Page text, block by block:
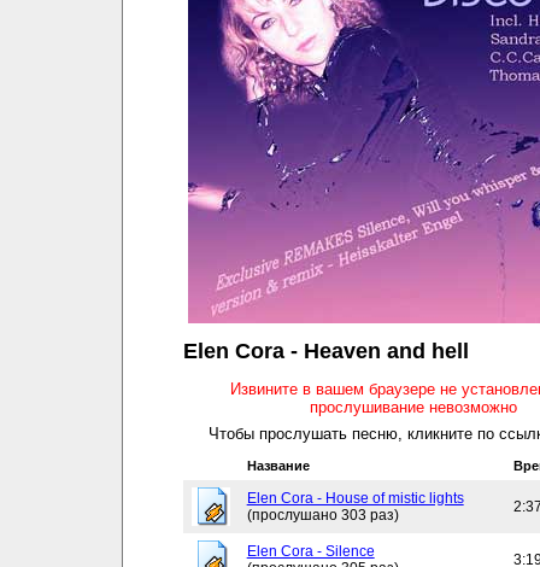
Elen Cora - Heaven and hell
Извините в вашем браузере не
прослушивание невозможно
Чтобы прослушать песню, кликните по
Название
Elen Cora - House of mistic lights
(прослушано 303 раз)
Elen Cora - Silence